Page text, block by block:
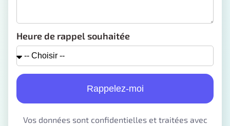
Heure de rappel souhaitée
Rappelez-moi
Vos données sont confidentielles et traitées avec